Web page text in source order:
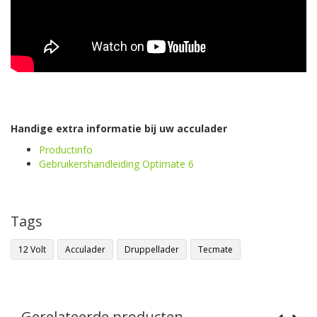
Handige extra informatie bij uw acculader
Productinfo
Gebruikershandleiding Optimate 6
Tags
12 Volt Acculader Druppellader Tecmate